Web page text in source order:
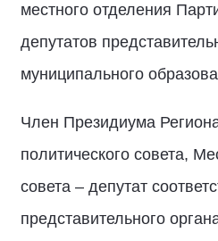
местного отделения
депутатов
муниципального
Член Президиума
политического совета,
совета – депутат
представительного